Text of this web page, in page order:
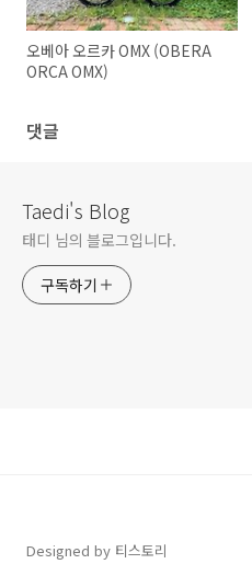
오베아 오르카 OMX (OBERA
ORCA OMX)
댓글
Taedi's Blog
태디 님의 블로그입니다.
구독하기
Designed by 티스토리